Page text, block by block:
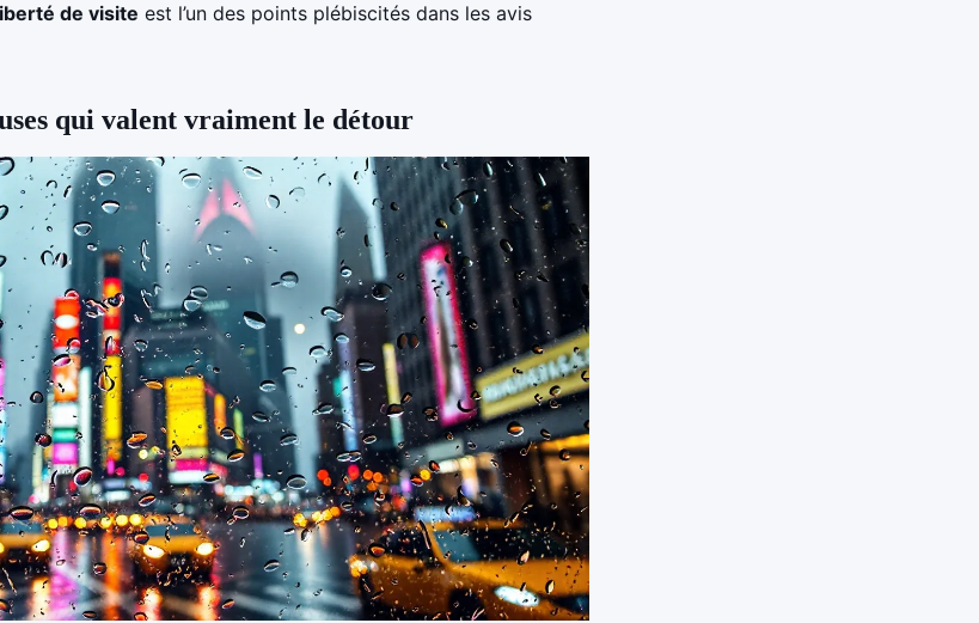
de visite est l’un des points plébiscités dans les avis
qui valent vraiment le détour